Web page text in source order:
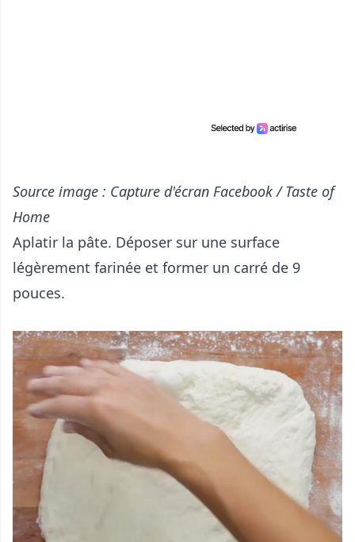
Source image : Capture d'écran Facebook / Taste of
Home
Aplatir la pâte. Déposer sur une surface
légèrement farinée et former un carré de 9
pouces.